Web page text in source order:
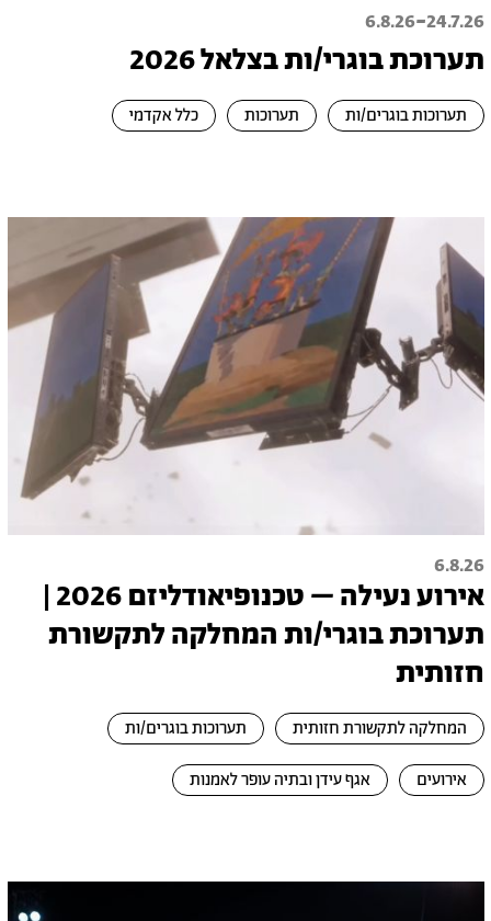
24.7.26
-
6.8.26
תערוכת בוגרי/ות בצלאל 2026
תערוכות בוגרים/ות תערוכות כלל אקדמי
6.8.26
אירוע נעילה – טכנופיאודליזם 2026 |
תערוכת בוגרי/ות המחלקה לתקשורת
חזותית
המחלקה לתקשורת חזותית תערוכות בוגרים/ות
אירועים אגף עידן ובתיה עופר לאמנות